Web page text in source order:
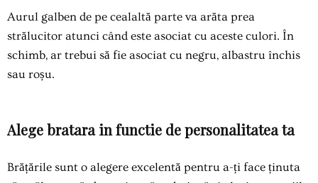
Aurul galben de pe cealaltă parte va arăta prea
strălucitor atunci când este asociat cu aceste culori. În
schimb, ar trebui să fie asociat cu negru, albastru închis
sau roșu.
Alege bratara in functie de personalitatea ta
Brățările sunt o alegere excelentă pentru a-ți face ținuta